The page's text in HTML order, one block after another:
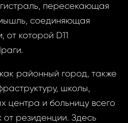
пересекающая
соединяющая
которой D11
районный город, также
школы,
центра и больницу всего
от резиденции. Здесь